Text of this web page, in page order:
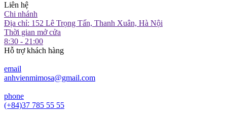
Liên hệ
Chi nhánh
Địa chỉ: 152 Lê Trọng Tấn, Thanh Xuân, Hà Nội
Thời gian mở cửa
8:30 - 21:00
Hỗ trợ khách hàng
email
anhvienmimosa@gmail.com
phone
(+84)37 785 55 55